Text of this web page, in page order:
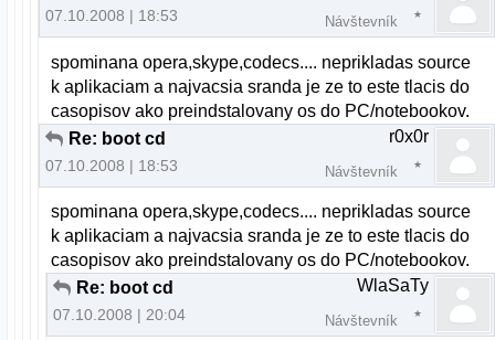
07.10.2008 | 18:53 Návštevník
spominana opera,skype,codecs.... neprikladas source
k aplikaciam a najvacsia sranda je ze to este tlacis do
casopisov ako preindstalovany os do PC/notebookov.
Re: boot cd
07.10.2008 | 18:53
r0x0r
Návštevník
spominana opera,skype,codecs.... neprikladas source
k aplikaciam a najvacsia sranda je ze to este tlacis do
casopisov ako preindstalovany os do PC/notebookov.
Re: boot cd
07.10.2008 | 20:04
WlaSaTy
Návštevník